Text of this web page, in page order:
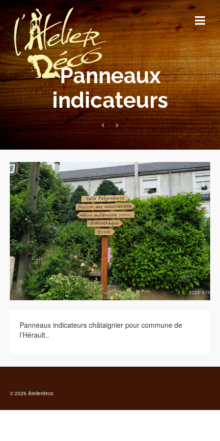
Panneaux
indicateurs
Panneaux indicateurs châtaignier pour commune de
l’Hérault..
© 2026 Atelierdeco